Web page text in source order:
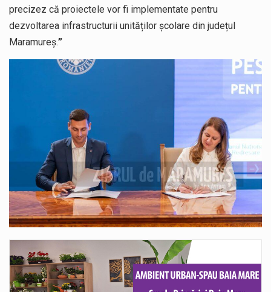
precizez că proiectele vor fi implementate pentru
dezvoltarea infrastructurii unităților școlare din județul
Maramureș.”